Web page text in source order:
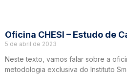
Oficina CHESI – Estudo de
5 de abril de 2023
Neste texto, vamos falar sobre a
metodologia exclusiva do Instituto